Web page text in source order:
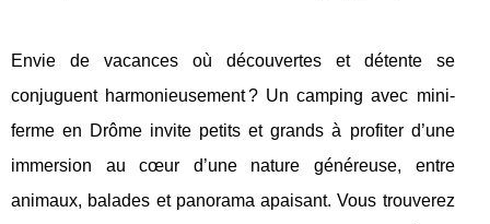
Envie de vacances où découvertes et détente se
conjuguent harmonieusement ? Un camping avec mini-
ferme en Drôme invite petits et grands à profiter d’une
immersion au cœur d’une nature généreuse, entre
animaux, balades et panorama apaisant. Vous trouverez